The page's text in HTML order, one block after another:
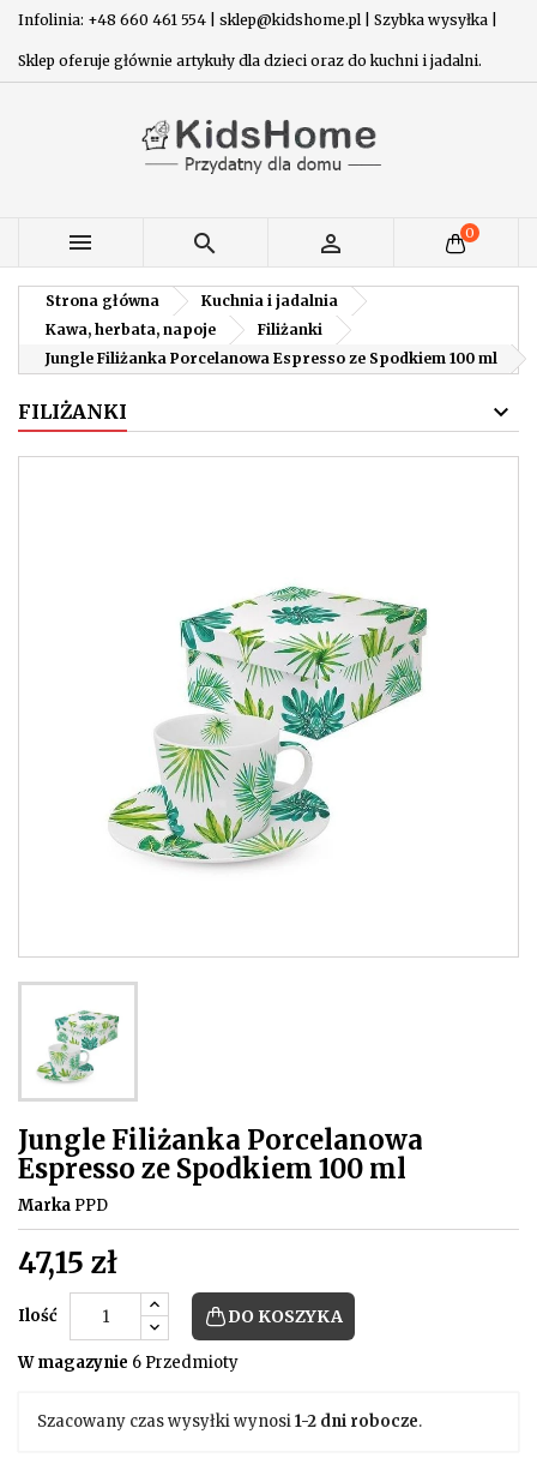
Infolinia: +48 660 461 554 | sklep@kidshome.pl | Szybka wysyłka |
Sklep oferuje głównie artykuły dla dzieci oraz do kuchni i jadalni.
   0
Strona główna
Kuchnia i jadalnia
Kawa, herbata, napoje
Filiżanki
Jungle Filiżanka Porcelanowa Espresso ze Spodkiem 100 ml
FILIŻANKI
Jungle Filiżanka Porcelanowa
Espresso ze Spodkiem 100 ml
Marka PPD
47,15 zł
Ilość DO KOSZYKA
W magazynie 6 Przedmioty
Szacowany czas wysyłki wynosi1-2 dni robocze.